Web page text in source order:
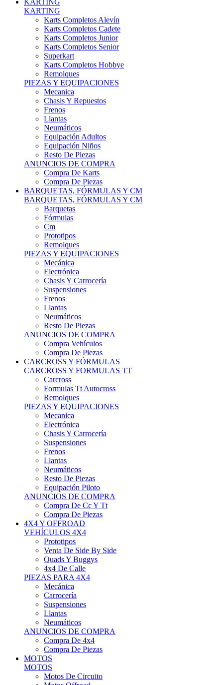
KARTING
KARTING
Karts Completos Alevín
Karts Completos Cadete
Karts Completos Junior
Karts Completos Senior
Superkart
Karts Completos Hobbye
Remolques
PIEZAS Y EQUIPACIONES
Mecanica
Chasis Y Repuestos
Frenos
Llantas
Neumáticos
Equipación Adultos
Equipación Niños
Resto De Piezas
ANUNCIOS DE COMPRA
Compra De Karts
Compra De Piezas
BARQUETAS, FÓRMULAS Y CM
BARQUETAS, FÓRMULAS Y CM
Barquetas
Fórmulas
Cm
Prototipos
Remolques
PIEZAS Y EQUIPACIONES
Mecánica
Electrónica
Chasis Y Carrocería
Suspensiones
Frenos
Llantas
Neumáticos
Resto De Piezas
ANUNCIOS DE COMPRA
Compra Vehículos
Compra De Piezas
CARCROSS Y FÓRMULAS
CARCROSS Y FORMULAS TT
Carcross
Formulas Tt Autocross
Remolques
PIEZAS Y EQUIPACIONES
Mecanica
Electrónica
Chasis Y Carrocería
Suspensiones
Frenos
Llantas
Neumáticos
Resto De Piezas
Equipación Piloto
ANUNCIOS DE COMPRA
Compra De Cc Y Tt
Compra De Piezas
4X4 Y OFFROAD
VEHÍCULOS 4X4
Prototipos
Venta De Side By Side
Quads Y Buggys
4x4 De Calle
PIEZAS PARA 4X4
Mecánica
Carrocería
Suspensiones
Llantas
Neumáticos
ANUNCIOS DE COMPRA
Compra De 4x4
Compra De Piezas
MOTOS
MOTOS
Motos De Circuito